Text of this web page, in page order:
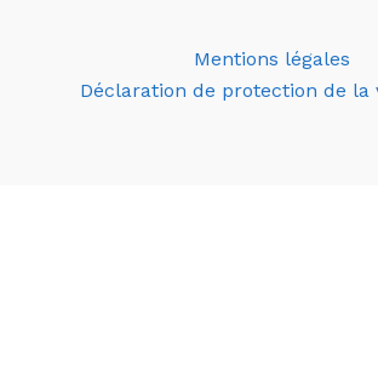
Mentions légales
Déclaration de protection de la